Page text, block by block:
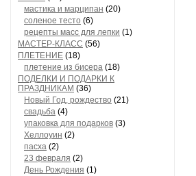
мастика и марципан (20)
соленое тесто (6)
рецепты масс для лепки (1)
МАСТЕР-КЛАСС (56)
ПЛЕТЕНИЕ (18)
плетение из бисера (18)
ПОДЕЛКИ И ПОДАРКИ К
ПРАЗДНИКАМ (36)
Новый Год, рождество (21)
свадьба (4)
упаковка для подарков (3)
Хеллоуин (2)
пасха (2)
23 февраля (2)
День Рождения (1)